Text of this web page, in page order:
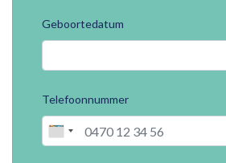
Geboortedatum
Telefoonnummer